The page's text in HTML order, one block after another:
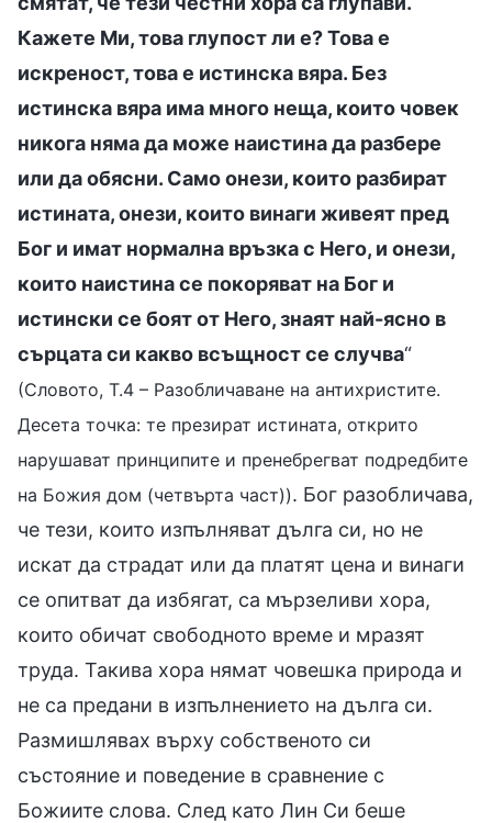
Кажете Ми, това глупост ли е? Това е
искреност, това е истинска вяра. Без
истинска вяра има много неща, които човек
никога няма да може наистина да разбере
или да обясни. Само онези, които разбират
истината, онези, които винаги живеят пред
Бог и имат нормална връзка с Него, и онези,
които наистина се покоряват на Бог и
истински се боят от Него, знаят най-ясно в
сърцата си какво всъщност се случва“
(Словото, Т.4 – Разобличаване на антихристите.
Десета точка: те презират истината, открито
нарушават принципите и пренебрегват подредбите
на Божия дом (четвърта част)). Бог разобличава,
че тези, които изпълняват дълга си, но не
искат да страдат или да платят цена и винаги
се опитват да избягат, са мързеливи хора,
които обичат свободното време и мразят
труда. Такива хора нямат човешка природа и
не са предани в изпълнението на дълга си.
Размишлявах върху собственото си
състояние и поведение в сравнение с
Божиите слова. След като Лин Си беше